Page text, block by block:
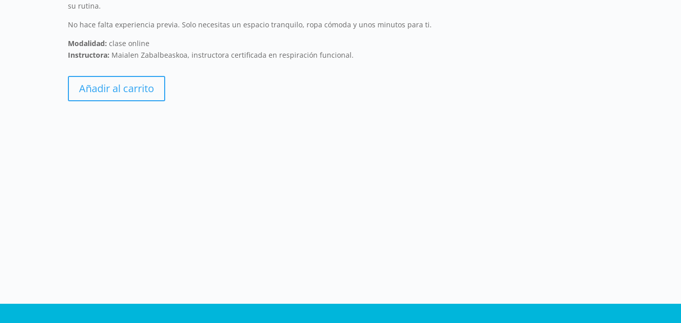
su rutina.
No hace falta experiencia previa. Solo necesitas un espacio tranquilo, ropa cómoda y unos minutos para ti.
Modalidad: clase online
Instructora: Maialen Zabalbeaskoa, instructora certificada en respiración funcional.
Añadir al carrito